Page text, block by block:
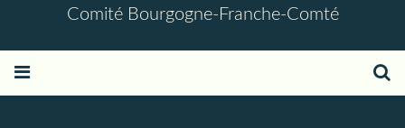
Comité Bourgogne-Franche-Comté